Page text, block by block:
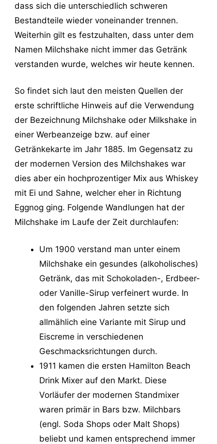
dass sich die unterschiedlich schweren
Bestandteile wieder voneinander trennen.
Weiterhin gilt es festzuhalten, dass unter dem
Namen Milchshake nicht immer das Getränk
verstanden wurde, welches wir heute kennen.
So findet sich laut den meisten Quellen der
erste schriftliche Hinweis auf die Verwendung
der Bezeichnung Milchshake oder Milkshake in
einer Werbeanzeige bzw. auf einer
Getränkekarte im Jahr 1885. Im Gegensatz zu
der modernen Version des Milchshakes war
dies aber ein hochprozentiger Mix aus Whiskey
mit Ei und Sahne, welcher eher in Richtung
Eggnog ging. Folgende Wandlungen hat der
Milchshake im Laufe der Zeit durchlaufen:
Um 1900 verstand man unter einem
Milchshake ein gesundes (alkoholisches)
Getränk, das mit Schokoladen-, Erdbeer-
oder Vanille-Sirup verfeinert wurde. In
den folgenden Jahren setzte sich
allmählich eine Variante mit Sirup und
Eiscreme in verschiedenen
Geschmacksrichtungen durch.
1911 kamen die ersten Hamilton Beach
Drink Mixer auf den Markt. Diese
Vorläufer der modernen Standmixer
waren primär in Bars bzw. Milchbars
(engl. Soda Shops oder Malt Shops)
beliebt und kamen entsprechend immer